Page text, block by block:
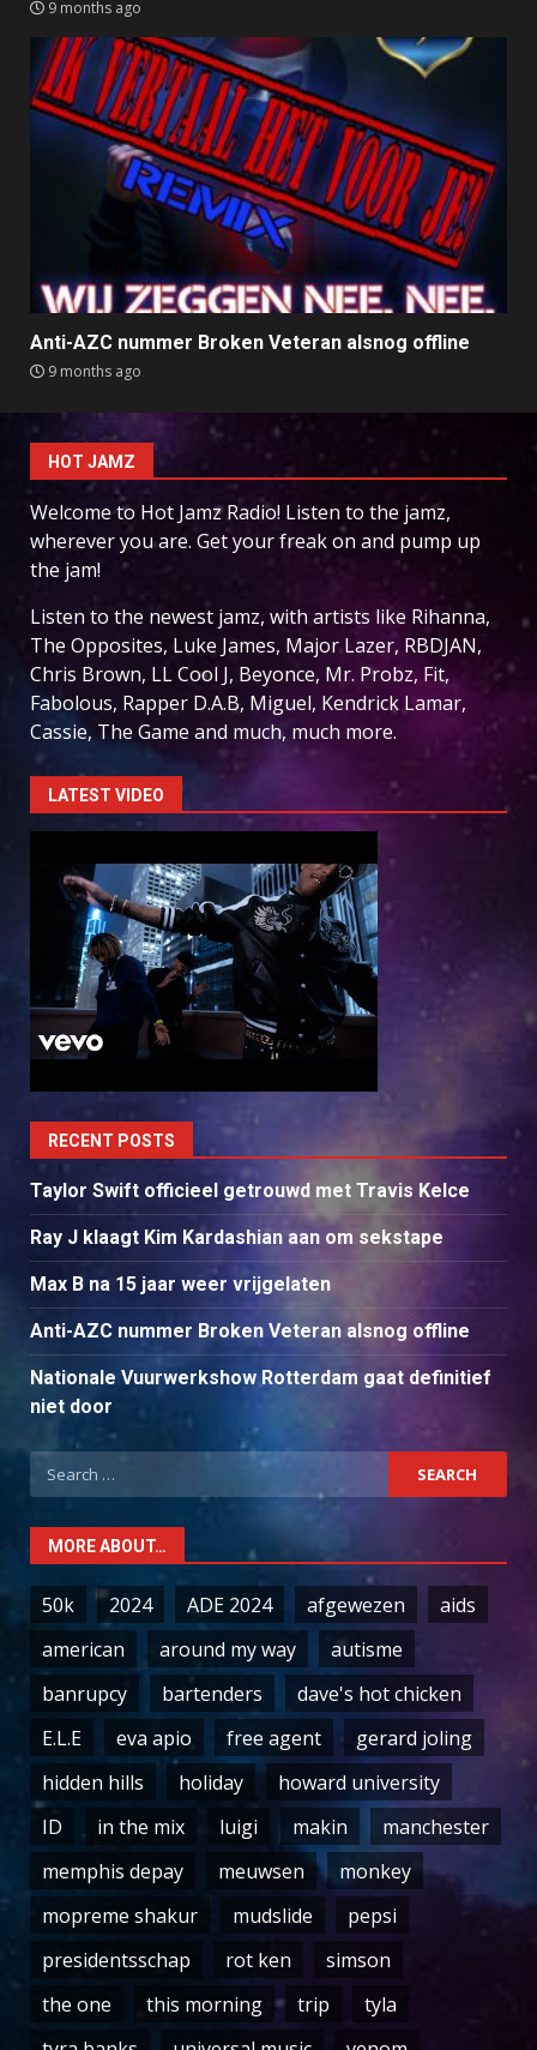
9 months ago
Anti-AZC nummer Broken Veteran alsnog offline
9 months ago
HOT JAMZ
Welcome to Hot Jamz Radio! Listen to the jamz,
wherever you are. Get your freak on and pump up
the jam!
Listen to the newest jamz, with artists like Rihanna,
The Opposites, Luke James, Major Lazer, RBDJAN,
Chris Brown, LL Cool J, Beyonce, Mr. Probz, Fit,
Fabolous, Rapper D.A.B, Miguel, Kendrick Lamar,
Cassie, The Game and much, much more.
LATEST VIDEO
RECENT POSTS
Taylor Swift officieel getrouwd met Travis Kelce
Ray J klaagt Kim Kardashian aan om sekstape
Max B na 15 jaar weer vrijgelaten
Anti-AZC nummer Broken Veteran alsnog offline
Nationale Vuurwerkshow Rotterdam gaat definitief
niet door
Search
for:
MORE ABOUT…
50k 2024 ADE 2024 afgewezen
aids
american
around my way
autisme
banrupcy
bartenders
dave's hot chicken
E.L.E
eva apio free agent
gerard joling
hidden hills
holiday
howard university
ID
in the mix luigi makin
manchester
memphis depay
meuwsen
monkey
mopreme shakur
mudslide
pepsi
presidentsschap
rot ken
simson
the one
this morning trip
tyla